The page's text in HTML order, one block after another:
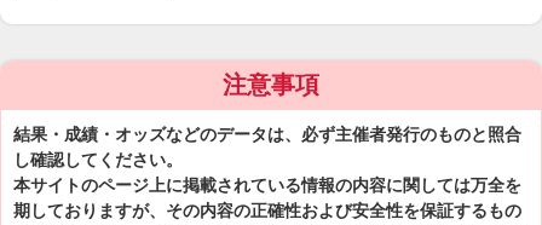
注意事項
結果・成績・オッズなどのデータは、必ず主催者発行のものと照合
し確認してください。
本サイトのページ上に掲載されている情報の内容に関しては万全を
期しておりますが、その内容の正確性および安全性を保証するもの